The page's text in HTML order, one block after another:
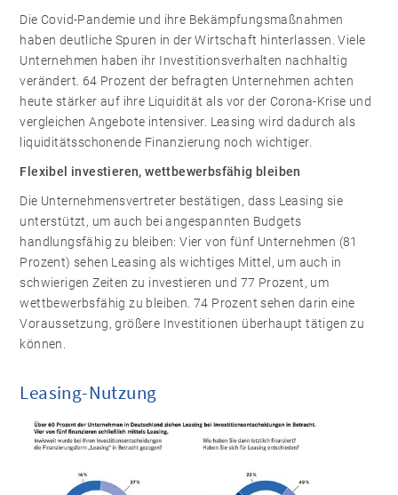
Die Covid-Pandemie und ihre Bekämpfungsmaßnahmen
haben deutliche Spuren in der Wirtschaft hinterlassen. Viele
Unternehmen haben ihr Investitionsverhalten nachhaltig
verändert. 64 Prozent der befragten Unternehmen achten
heute stärker auf ihre Liquidität als vor der Corona-Krise und
vergleichen Angebote intensiver. Leasing wird dadurch als
liquiditätsschonende Finanzierung noch wichtiger.
Flexibel investieren, wettbewerbsfähig bleiben
Die Unternehmensvertreter bestätigen, dass Leasing sie
unterstützt, um auch bei angespannten Budgets
handlungsfähig zu bleiben: Vier von fünf Unternehmen (81
Prozent) sehen Leasing als wichtiges Mittel, um auch in
schwierigen Zeiten zu investieren und 77 Prozent, um
wettbewerbsfähig zu bleiben. 74 Prozent sehen darin eine
Voraussetzung, größere Investitionen überhaupt tätigen zu
können.
Leasing-Nutzung